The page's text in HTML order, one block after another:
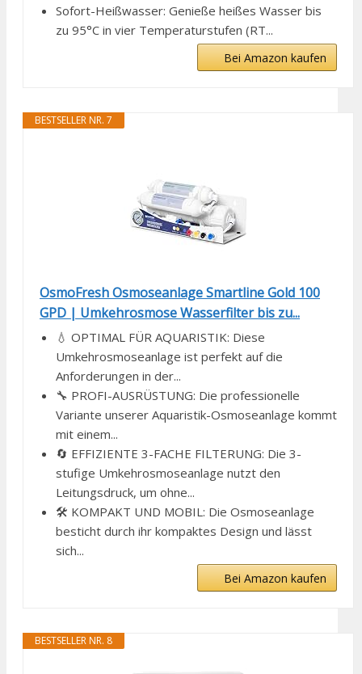
Sofort-Heißwasser: Genieße heißes Wasser bis
zu 95°C in vier Temperaturstufen (RT...
Bei Amazon kaufen
BESTSELLER NR. 7
OsmoFresh Osmoseanlage Smartline Gold 100
GPD | Umkehrosmose Wasserfilter bis zu...
💧 OPTIMAL FÜR AQUARISTIK: Diese
Umkehrosmoseanlage ist perfekt auf die
Anforderungen in der...
🔧 PROFI-AUSRÜSTUNG: Die professionelle
Variante unserer Aquaristik-Osmoseanlage kommt
mit einem...
🔄 EFFIZIENTE 3-FACHE FILTERUNG: Die 3-
stufige Umkehrosmoseanlage nutzt den
Leitungsdruck, um ohne...
🛠️ KOMPAKT UND MOBIL: Die Osmoseanlage
besticht durch ihr kompaktes Design und lässt
sich...
Bei Amazon kaufen
BESTSELLER NR. 8